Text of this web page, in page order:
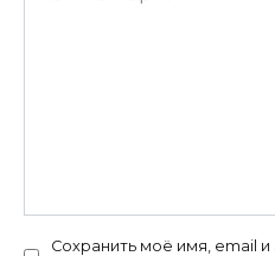
Сохранить моё имя, email и